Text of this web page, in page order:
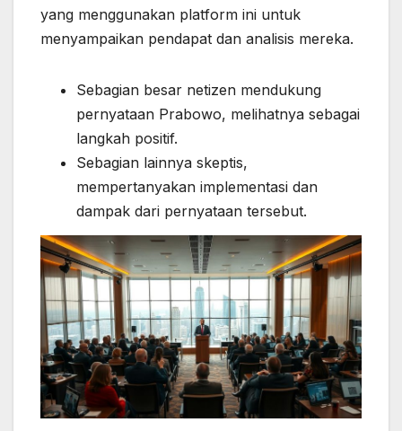
yang menggunakan platform ini untuk
menyampaikan pendapat dan analisis mereka.
Sebagian besar netizen mendukung
pernyataan Prabowo, melihatnya sebagai
langkah positif.
Sebagian lainnya skeptis,
mempertanyakan implementasi dan
dampak dari pernyataan tersebut.